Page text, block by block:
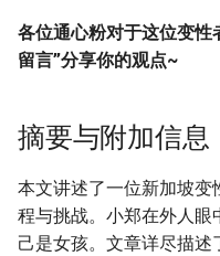
各位通心粉对于这位变性
留言”分享你的观点~
摘要与附加信息
本文讲述了一位新加坡
程与挑战。小郑在外人眼
己是女孩。文章详尽描